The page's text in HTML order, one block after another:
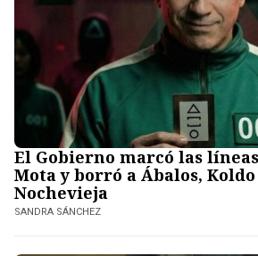
El Gobierno marcó las líneas
Mota y borró a Ábalos,
Nochevieja
SANDRA SÁNCHEZ